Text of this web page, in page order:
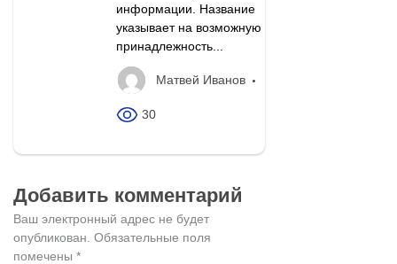
информации. Название
указывает на возможную
принадлежность...
Матвей Иванов
30
Добавить комментарий
Ваш электронный адрес не будет
опубликован. Обязательные поля
помечены *